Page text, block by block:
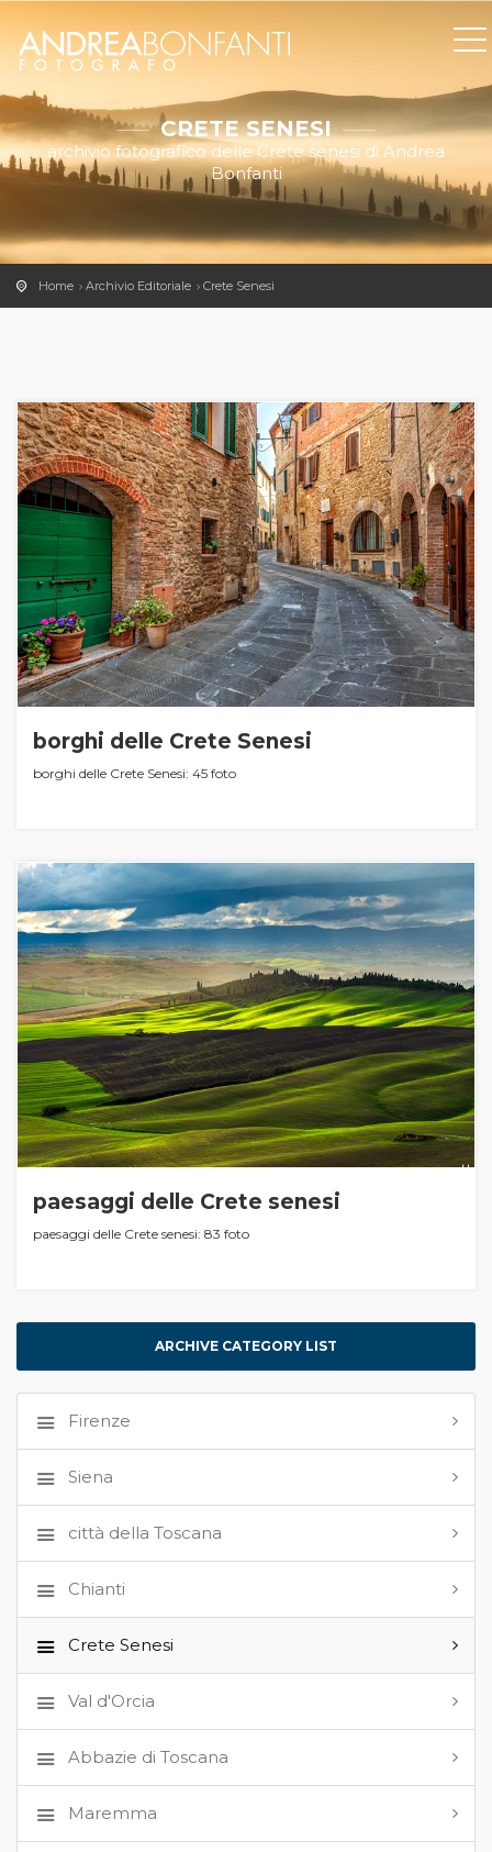
CRETE SENESI
archivio fotografico delle Crete senesi di Andrea
Bonfanti
Home Archivio Editoriale Crete Senesi
borghi delle Crete Senesi
borghi delle Crete Senesi: 45 foto
paesaggi delle Crete senesi
paesaggi delle Crete senesi: 83 foto
ARCHIVE CATEGORY LIST
Firenze
Siena
città della Toscana
Chianti
Crete Senesi
Val d'Orcia
Abbazie di Toscana
Maremma